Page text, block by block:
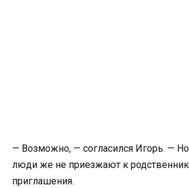
— Возможно, — согласился Игорь. —
люди же не приезжают к
приглашения.